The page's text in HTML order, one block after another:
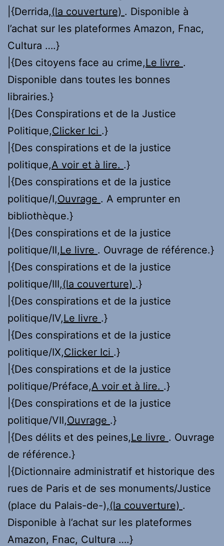
|{Derrida,(la couverture) . Disponible à
l’achat sur les plateformes Amazon, Fnac,
Cultura ….}
|{Des citoyens face au crime,Le livre .
Disponible dans toutes les bonnes
librairies.}
|{Des Conspirations et de la Justice
Politique,Clicker Ici .}
|{Des conspirations et de la justice
politique,A voir et à lire. .}
|{Des conspirations et de la justice
politique/I,Ouvrage . A emprunter en
bibliothèque.}
|{Des conspirations et de la justice
politique/II,Le livre . Ouvrage de référence.}
|{Des conspirations et de la justice
politique/III,(la couverture) .}
|{Des conspirations et de la justice
politique/IV,Le livre .}
|{Des conspirations et de la justice
politique/IX,Clicker Ici .}
|{Des conspirations et de la justice
politique/Préface,A voir et à lire. .}
|{Des conspirations et de la justice
politique/VII,Ouvrage .}
|{Des délits et des peines,Le livre . Ouvrage
de référence.}
|{Dictionnaire administratif et historique des
rues de Paris et de ses monuments/Justice
(place du Palais-de-),(la couverture) .
Disponible à l’achat sur les plateformes
Amazon, Fnac, Cultura ….}